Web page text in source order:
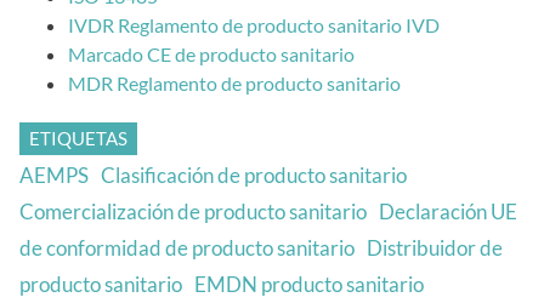
IVDR Reglamento de producto sanitario IVD
Marcado CE de producto sanitario
MDR Reglamento de producto sanitario
ETIQUETAS
AEMPS Clasificación de producto sanitario
Comercialización de producto sanitario Declaración UE
de conformidad de producto sanitario Distribuidor de
producto sanitario EMDN producto sanitario